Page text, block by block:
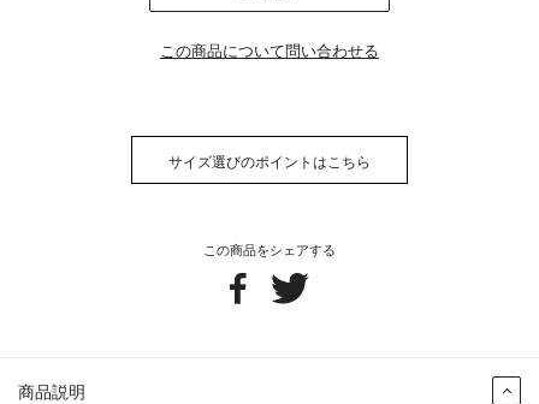
この商品をシェアする
商品説明
この商品について問い合わせる
サイズ選びのポイントはこちら